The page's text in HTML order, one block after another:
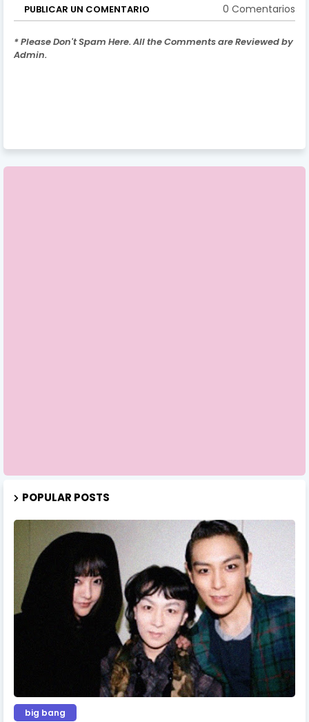
PUBLICAR UN COMENTARIO 0 Comentarios
* Please Don't Spam Here. All the Comments are Reviewed by
Admin.
POPULAR POSTS
big bang